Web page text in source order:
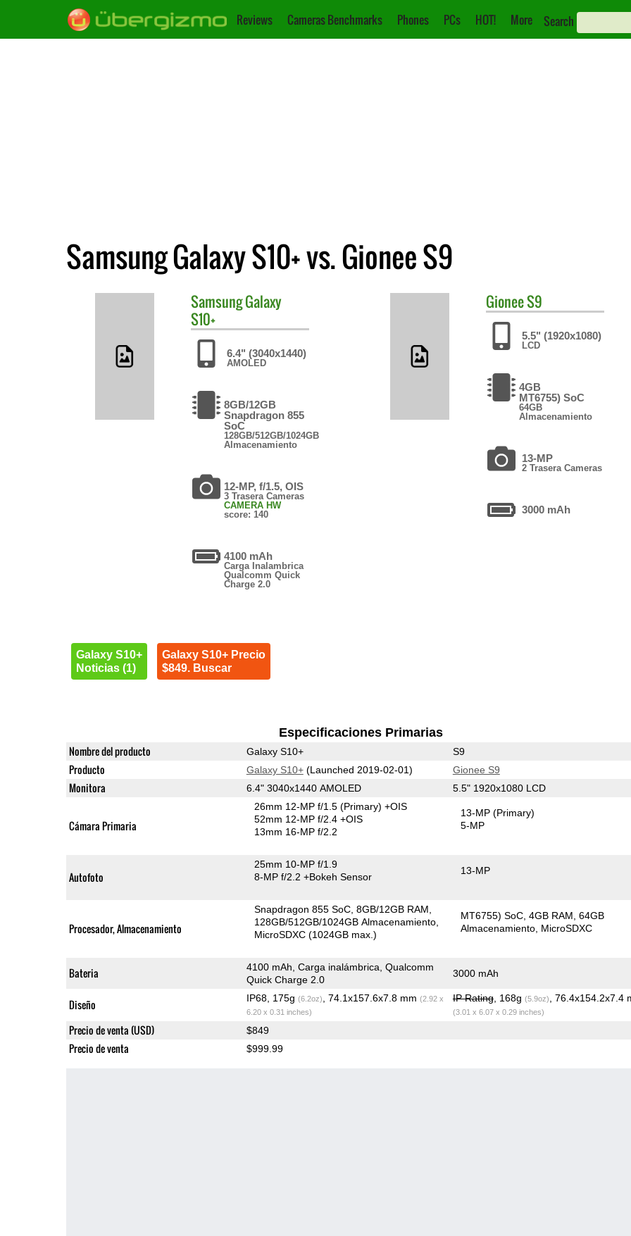
Reviews Cameras Benchmarks Phones PCs HOT! More Search
Samsung Galaxy S10+ vs. Gionee S9
SamsungGalaxy
S10+
6.4" (3040x1440)
AMOLED
8GB/12GB
Snapdragon 855
SoC
128GB/512GB/1024GB
Almacenamiento
12-MP, f/1.5, OIS
3 Trasera Cameras
CAMERA HW
score: 140
4100 mAh
Carga Inalambrica
Qualcomm Quick
Charge 2.0
Galaxy S10+
Noticias (1)
Galaxy S10+ Precio
$849. Buscar
GioneeS9
5.5" (1920x1080)
LCD
4GB
MT6755) SoC
64GB
Almacenamiento
13-MP
2 Trasera Cameras
3000 mAh
Especificaciones Primarias
Nombre del producto Galaxy S10+ S9
Producto Galaxy S10+(Launched 2019-02-01) Gionee S9
Monitora 6.4" 3040x1440 AMOLED 5.5" 1920x1080 LCD
Cámara Primaria
26mm 12-MP f/1.5(Primary) +OIS
52mm 12-MP f/2.4 +OIS
13mm 16-MP f/2.2
13-MP(Primary)
5-MP
Autofoto
25mm 10-MP f/1.9
8-MP f/2.2+Bokeh Sensor
13-MP
Procesador, Almacenamiento
Snapdragon 855 SoC 8GB/12GB RAM
128GB/512GB/1024GB Almacenamiento
MicroSDXC (1024GB max.)
MT6755) SoC 4GB RAM 64GB
Almacenamiento MicroSDXC
Bateria
4100 mAh, Carga inalámbrica, Qualcomm
Quick Charge 2.0
3000 mAh
Diseño IP68, 175g (6.2oz) , 74.1x157.6x7.8 mm (2.92 x
6.20 x 0.31 inches)
IP Rating, 168g (5.9oz) , 76.4x154.2x7.4
(3.01 x 6.07 x 0.29 inches)
Precio de venta (USD) $849
Precio de venta $999.99